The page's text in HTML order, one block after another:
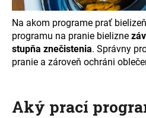
Na akom programe prať
programu na pranie bielizne
stupňa znečistenia. Správny
pranie a zároveň ochráni
Aký prací
á
j
s
ť